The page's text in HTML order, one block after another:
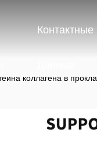
Контактные
коллагена в